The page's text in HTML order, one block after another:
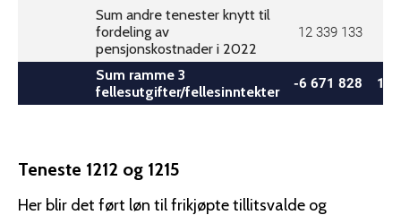
Sum andre tenester knytt til
fordeling av
pensjonskostnader i 2022
12 339 133
Sum ramme 3
fellesutgifter/fellesinntekter
-6 671 828 16
Teneste 1212 og 1215
Her blir det ført løn til frikjøpte tillitsvalde og